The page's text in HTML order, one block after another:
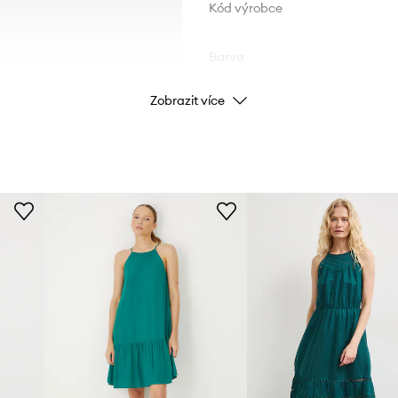
Kód výrobce
Značka
Zobrazit více